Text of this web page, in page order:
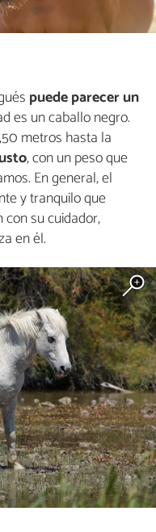
puede parecer un
es un caballo negro.
metros hasta la
, con un peso que
En general, el
y tranquilo que
su cuidador,
en él.